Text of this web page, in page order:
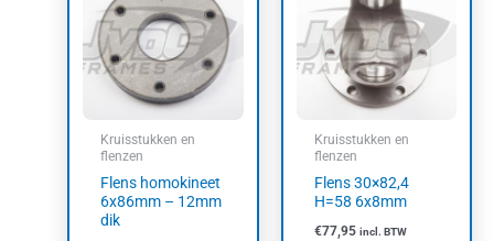
Kruisstukken en
flenzen
Flens homokineet
6x86mm – 12mm
dik
Kruisstukken en
flenzen
Flens 30×82,4
H=58 6x8mm
€77,95 incl. BTW